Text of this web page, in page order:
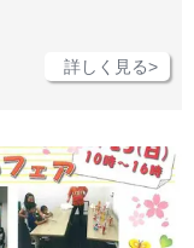
詳しく見る>